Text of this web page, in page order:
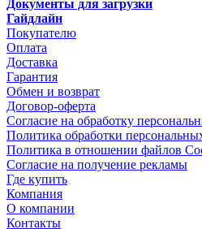
Документы для загрузки
Гайдлайн
Покупателю
Оплата
Доставка
Гарантия
Обмен и возврат
Договор-оферта
Согласие на обработку
Политика обработки
Политика в отношении файлов
Согласие на получение рекламы
Где купить
Компания
О компании
Контакты